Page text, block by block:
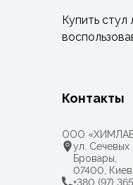
Купить
Контакты
ООО
ул. Сечевых
Бровары,
07400,
+380 (97)